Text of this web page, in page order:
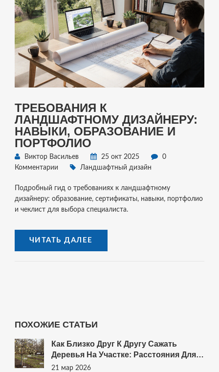
ТРЕБОВАНИЯ К
ЛАНДШАФТНОМУ ДИЗАЙНЕРУ:
НАВЫКИ, ОБРАЗОВАНИЕ И
ПОРТФОЛИО
Виктор Васильев 25 окт 2025
0
Комментарии
Ландшафтный дизайн
Подробный гид о требованиях к ландшафтному
дизайнеру: образование, сертификаты, навыки, портфолио
и чеклист для выбора специалиста.
ЧИТАТЬ ДАЛЕЕ
ПОХОЖИЕ СТАТЬИ
Как Близко Друг К Другу Сажать
Деревья На Участке: Расстояния Для
Разных Видов
21 мар 2026